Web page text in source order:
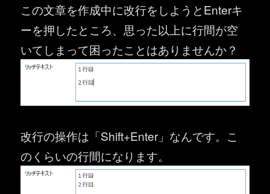
この文章を作成中に改行をしようとEnterキ
ーを押したところ、思った以上に行間が空
いてしまって困ったことはありませんか？
改行の操作は「Shift+Enter」なんです。こ
のくらいの行間になります。